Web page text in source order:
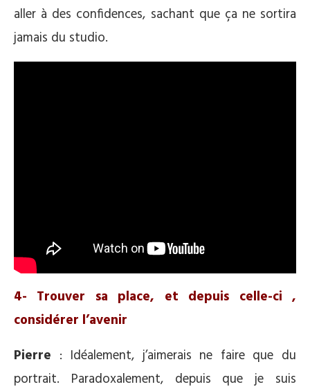
aller à des confidences, sachant que ça ne sortira
jamais du studio.
4- Trouver sa place, et depuis celle-ci ,
considérer l’avenir
Pierre : Idéalement, j’aimerais ne faire que du
portrait. Paradoxalement, depuis que je suis